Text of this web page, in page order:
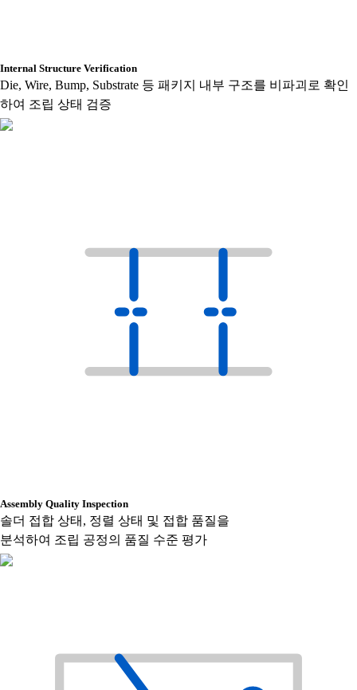
Internal Structure Verification
Die, Wire, Bump, Substrate 등 패키지 내부 구조를 비파괴로 확인
하여 조립 상태 검증
Assembly Quality Inspection
솔더 접합 상태, 정렬 상태 및 접합 품질을
분석하여 조립 공정의 품질 수준 평가